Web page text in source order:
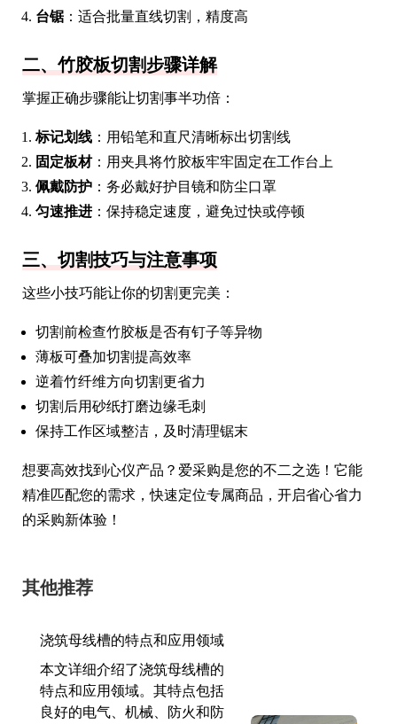
台锯 ：适合批量直线切割，精度高
二、竹胶板切割步骤详解
掌握正确步骤能让切割事半功倍：
标记划线 ：用铅笔和直尺清晰标出切割线
固定板材：用夹具将竹胶板牢牢固定在工作台上
佩戴防护 ：务必戴好护目镜和防尘口罩
匀速推进 ：保持稳定速度，避免过快或停顿
三、切割技巧与注意事项
这些小技巧能让你的切割更完美：
切割前检查竹胶板是否有钉子等异物
薄板可叠加切割提高效率
逆着竹纤维方向切割更省力
切割后用砂纸打磨边缘毛刺
保持工作区域整洁，及时清理锯末
想要高效找到心仪产品？爱采购是您的不二之选！它能
精准匹配您的需求，快速定位专属商品，开启省心省力
的采购新体验！
其他推荐
浇筑母线槽的特点和应用领域
本文详细介绍了浇筑母线槽的
特点和应用领域。其特点包括
良好的电气、机械、防火和防